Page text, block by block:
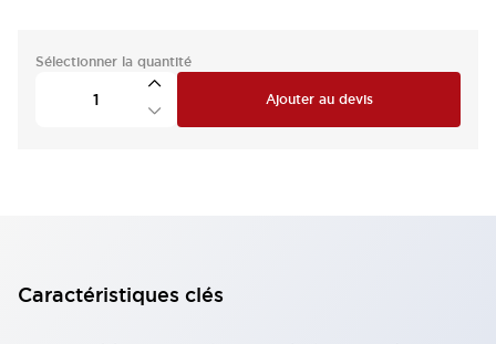
Sélectionner la quantité
Ajouter au devis
Caractéristiques clés